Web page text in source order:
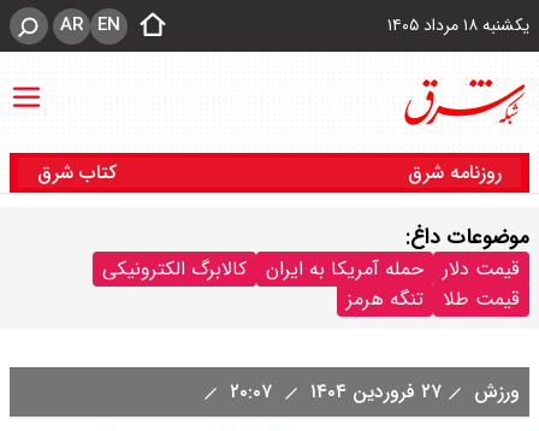
یکشنبه ۱۸ مرداد ۱۴۰۵ EN
AR
روزنامه شرق کتاب شرق
موضوعات داغ:
قیمت دلار حمله آمریکا به ایران
کالابرگ الکترونیکی
قیمت طلا
تنگه هرمز
ورزش ۲۷ فروردین ۱۴۰۴